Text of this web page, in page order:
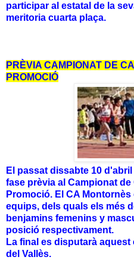
participar al estatal de la
meritoria cuarta plaça.
PRÈVIA CAMPIONAT DE
PROMOCIÓ
El passat dissabte 10
fase prèvia al Campionat
Promoció. El CA
equips, dels quals els més
benjamins femenins y
posició respectivament.
La final es disputarà
del Vallès.